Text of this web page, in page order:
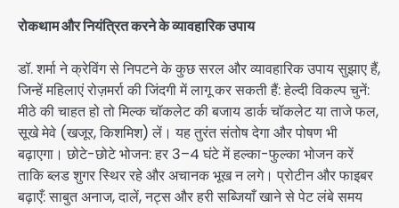
रोकथाम और नियंत्रित करने के व्यावहारिक उपाय
डॉ. शर्मा ने क्रेविंग से निपटने के कुछ सरल और व्यावहारिक उपाय सुझाए हैं,
जिन्हें महिलाएं रोज़मर्रा की जिंदगी में लागू कर सकती हैं: हेल्दी विकल्प चुनें:
मीठे की चाहत हो तो मिल्क चॉकलेट की बजाय डार्क चॉकलेट या ताजे फल,
सूखे मेवे (खजूर, किशमिश) लें। यह तुरंत संतोष देगा और पोषण भी
बढ़ाएगा। छोटे-छोटे भोजन: हर 3–4 घंटे में हल्का-फुल्का भोजन करें
ताकि ब्लड शुगर स्थिर रहे और अचानक भूख न लगे। प्रोटीन और फाइबर
बढ़ाएँ: साबुत अनाज, दालें, नट्स और हरी सब्जियाँ खाने से पेट लंबे समय